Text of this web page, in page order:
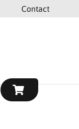
Contact